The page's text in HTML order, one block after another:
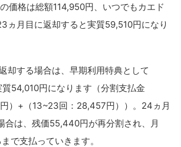
価格は総額114,950円、いつでもカエド
ヵ月目に返却すると実質59,510円になり
却する場合は、早期利用特典として
54,010円になります（分割支払金
円）+（13~23回：28,457円））。24ヵ月
合は、残価55,440円が再分割され、月
で支払っていきます。